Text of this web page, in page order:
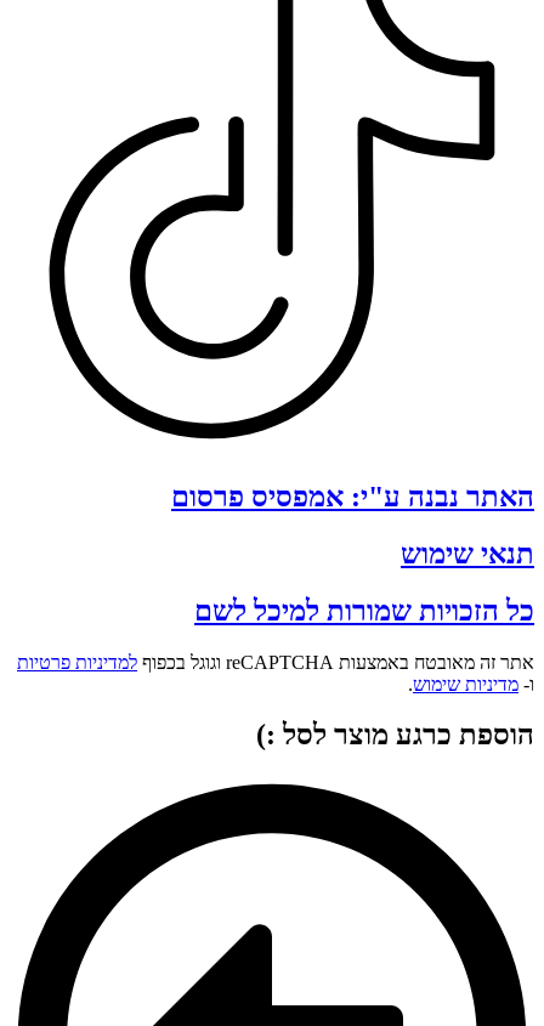
האתר נבנה ע"י: אמפסיס פרסום
תנאי שימוש
כל הזכויות שמורות למיכל לשם
אתר זה מאובטח באמצעות reCAPTCHA וגוגל בכפוף
למדיניות פרטיות
ו- מדיניות שימוש.
הוספת כרגע מוצר לסל :)